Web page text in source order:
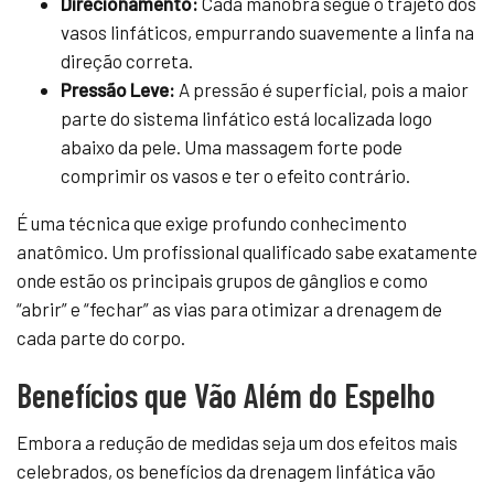
vasos linfáticos, empurrando suavemente a linfa na
direção correta.
Pressão Leve: A pressão é superficial, pois a maior
parte do sistema linfático está localizada logo
abaixo da pele. Uma massagem forte pode
comprimir os vasos e ter o efeito contrário.
É uma técnica que exige profundo conhecimento
anatômico. Um profissional qualificado sabe exatamente
onde estão os principais grupos de gânglios e como
“abrir” e “fechar” as vias para otimizar a drenagem de
cada parte do corpo.
Benefícios que Vão Além do Espelho
Embora a redução de medidas seja um dos efeitos mais
celebrados, os benefícios da drenagem linfática vão